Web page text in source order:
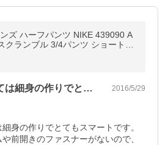
ズ ハーフパンツ NIKE 439090 A
ンブル 3/4パンツ ショートパ
パンツ | C
カーゴパンツにしては細身の作りでとても… 2016/5/29
身の作りでとてもスマートです。
前開きのファスナーがないので、